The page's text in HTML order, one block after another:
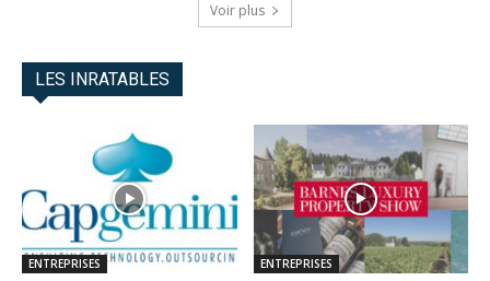
Voir plus
LES INRATABLES
ENTREPRISES ENTREPRISES